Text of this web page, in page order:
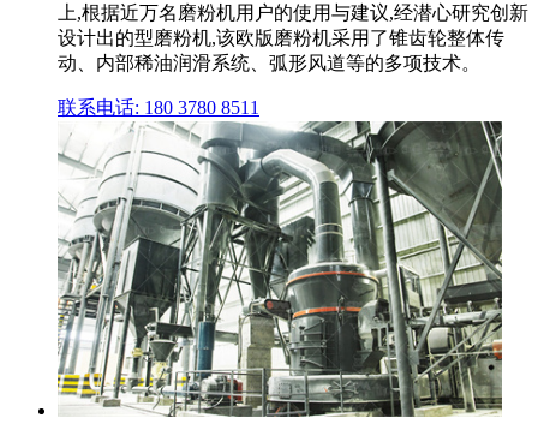
上,根据近万名磨粉机用户的使用与建议,经潜心研究创新
设计出的型磨粉机,该欧版磨粉机采用了锥齿轮整体传
动、内部稀油润滑系统、弧形风道等的多项技术。
联系电话: 180 3780 8511